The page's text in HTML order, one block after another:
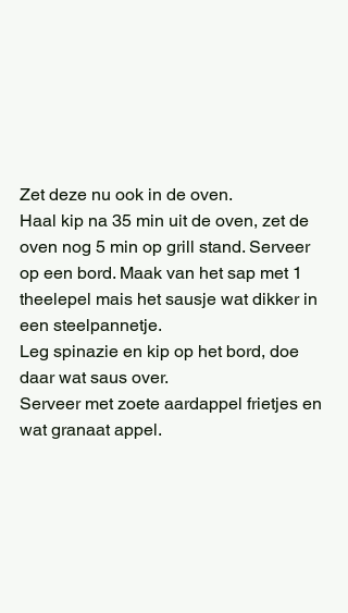
Zet deze nu ook in de oven.
Haal kip na 35 min uit de oven, zet de
oven nog 5 min op grill stand. Serveer
op een bord. Maak van het sap met 1
theelepel mais het sausje wat dikker in
een steelpannetje.
Leg spinazie en kip op het bord, doe
daar wat saus over.
Serveer met zoete aardappel frietjes en
wat granaat appel.